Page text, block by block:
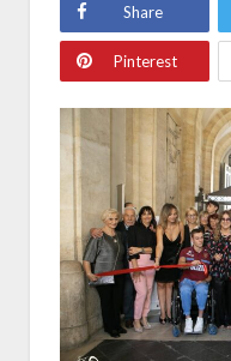
Share
Pinterest